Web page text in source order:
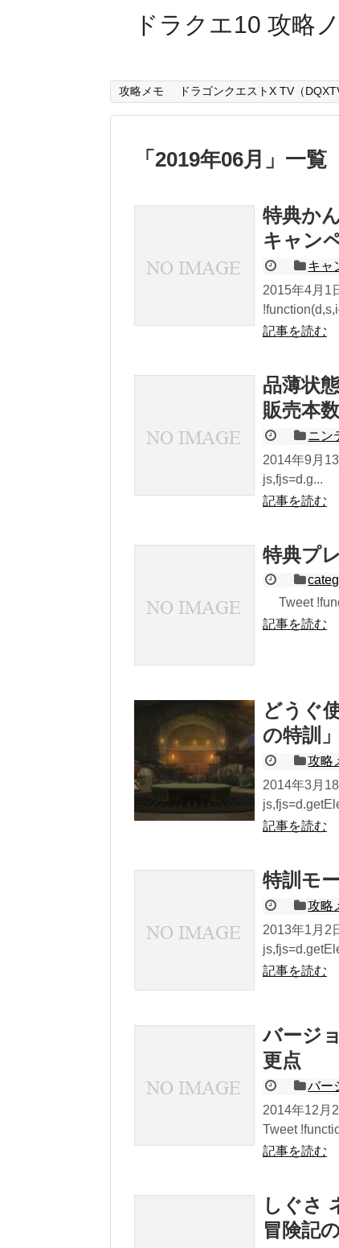
ドラクエ10 攻略
攻略メモ ドラゴンクエストX TV（
「 2019年06月 」 一覧
特典か
キャン
キャ
2015年4月1
記事を読む
品薄状
販売本数
ニン
2014年9月
js,fjs=d.g...
記事を読む
特典プ
Tweet
記事を読む
どうぐ
の特訓」
攻略
2014年3月
記事を読む
特訓モ
攻略
2013年1月2
記事を読む
バージ
更点
バー
2014年12月
Tweet
記事を読む
しぐさ
冒険記